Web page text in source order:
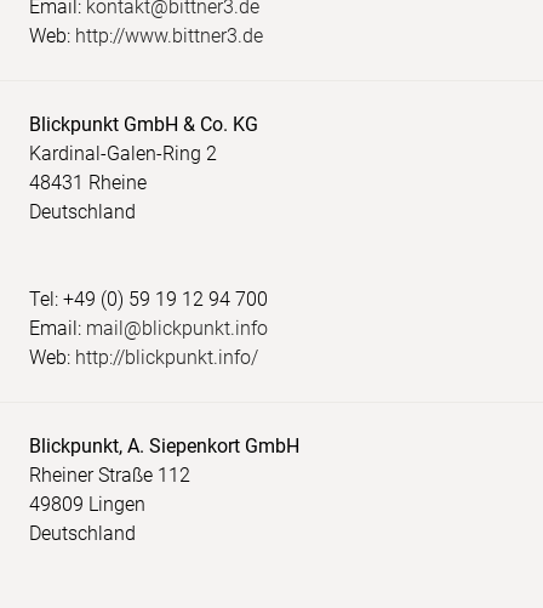
Email: kontakt@bittner3.de
Web: http://www.bittner3.de
Blickpunkt GmbH & Co. KG
Kardinal-Galen-Ring 2
48431 Rheine
Deutschland
Tel: +49 (0) 59 19 12 94 700
Email: mail@blickpunkt.info
Web: http://blickpunkt.info/
Blickpunkt, A. Siepenkort GmbH
Rheiner Straße 112
49809 Lingen
Deutschland